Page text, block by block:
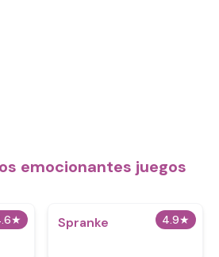
emocionantes juegos
★ 4.9★
Spranke